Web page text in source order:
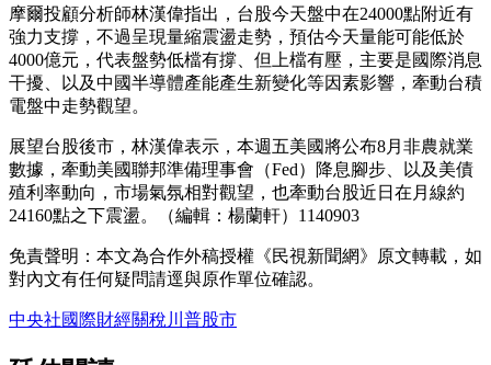
摩爾投顧分析師林漢偉指出，台股今天盤中在24000點附近有
強力支撐，不過呈現量縮震盪走勢，預估今天量能可能低於
4000億元，代表盤勢低檔有撐、但上檔有壓，主要是國際消息
干擾、以及中國半導體產能產生新變化等因素影響，牽動台積
電盤中走勢觀望。
展望台股後市，林漢偉表示，本週五美國將公布8月非農就業
數據，牽動美國聯邦準備理事會（Fed）降息腳步、以及美債
殖利率動向，市場氣氛相對觀望，也牽動台股近日在月線約
24160點之下震盪。（編輯：楊蘭軒）1140903
免責聲明：本文為合作外稿授權《民視新聞網》原文轉載，如
對內文有任何疑問請逕與原作單位確認。
中央社國際財經關稅 川普股市